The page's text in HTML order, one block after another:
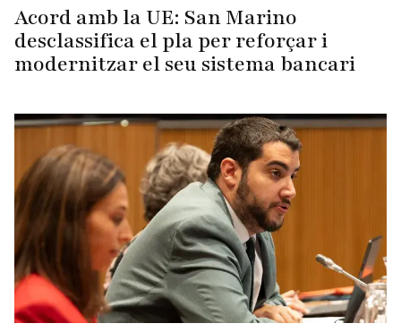
Acord amb la UE: San Marino
desclassifica el pla per reforçar i
modernitzar el seu sistema bancari